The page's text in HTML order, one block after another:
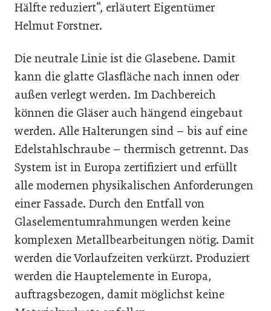
Hälfte reduziert“, erläutert Eigentümer
Helmut Forstner.
Die neutrale Linie ist die Glasebene. Damit
kann die glatte Glasfläche nach innen oder
außen verlegt werden. Im Dachbereich
können die Gläser auch hängend eingebaut
werden. Alle Halterungen sind – bis auf eine
Edelstahlschraube – thermisch getrennt. Das
System ist in Europa zertifiziert und erfüllt
alle modernen physikalischen Anforderungen
einer Fassade. Durch den Entfall von
Glaselementumrahmungen werden keine
komplexen Metallbearbeitungen nötig. Damit
werden die Vorlaufzeiten verkürzt. Produziert
werden die Hauptelemente in Europa,
auftragsbezogen, damit möglichst keine